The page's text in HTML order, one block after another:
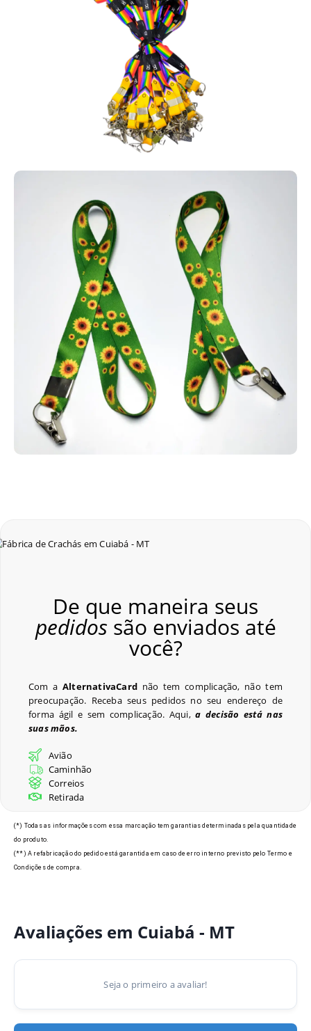
De que maneira seus
pedidos são enviados até
você?
Com aAlternativaCard não tem complicação, não tem
preocupação. Receba seus pedidos no seu endereço de
forma ágil e sem complicação. Aqui,a decisão está nas
suas mãos.
Avião
Caminhão
Correios
Retirada
(*) Todas as informações com essa marcação tem garantias determinadas pela quantidade
do produto.
(**) A refabricação do pedido está garantida em caso de erro interno previsto pelo Termo e
Condições de compra.
Avaliações em Cuiabá - MT
Seja o primeiro a avaliar!